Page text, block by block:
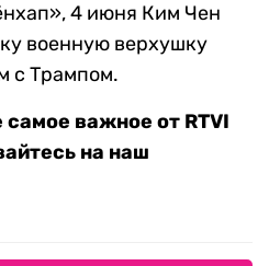
4 июня Ким Чен
военную верхушку
с Трампом.
самое важное от RTVI
на наш